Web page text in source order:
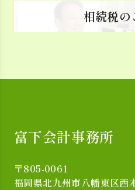
相続税の
富下会計事務所
〒805-0061
福岡県北九州市八幡東区西